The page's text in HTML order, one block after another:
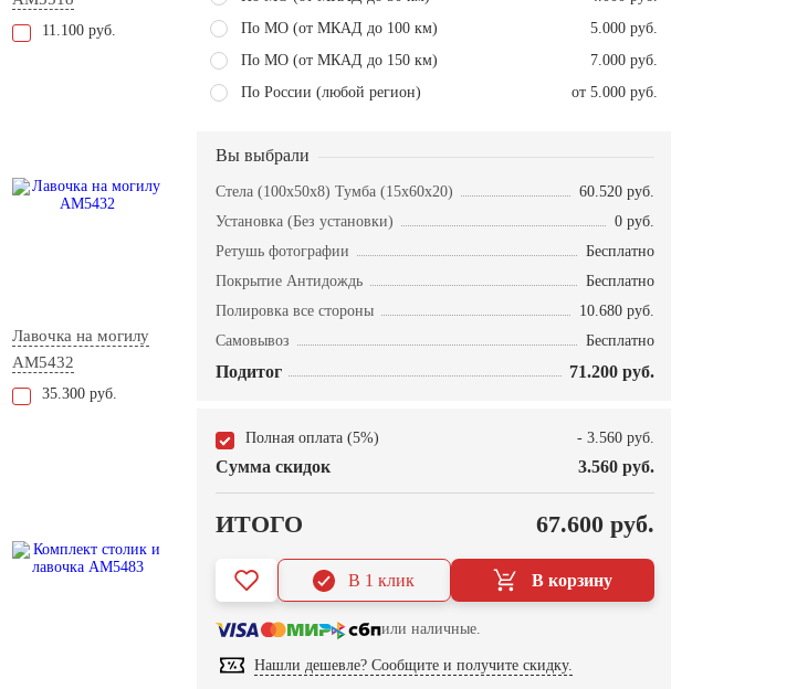
11.100 руб.
Лавочка на могилу
AM5432
35.300 руб.
По МО (от МКАД до 100 км)
5.000 руб.
По МО (от МКАД до 150 км)
7.000 руб.
По России (любой регион)
от 5.000 руб.
Вы выбрали
Стела (100x50x8) Тумба (15x60x20)
60.520 руб.
Установка (Без установки)
0 руб.
Ретушь фотографии
Бесплатно
Покрытие Антидождь
Бесплатно
Полировка все стороны
10.680 руб.
Самовывоз
Бесплатно
Подитог 71.200 руб.
Полная оплата (5%) - 3.560 руб.
Сумма скидок 3.560 руб.
ИТОГО 67.600 руб.
В корзину
В 1 клик
или наличные.
Нашли дешевле? Сообщите и получите скидку.